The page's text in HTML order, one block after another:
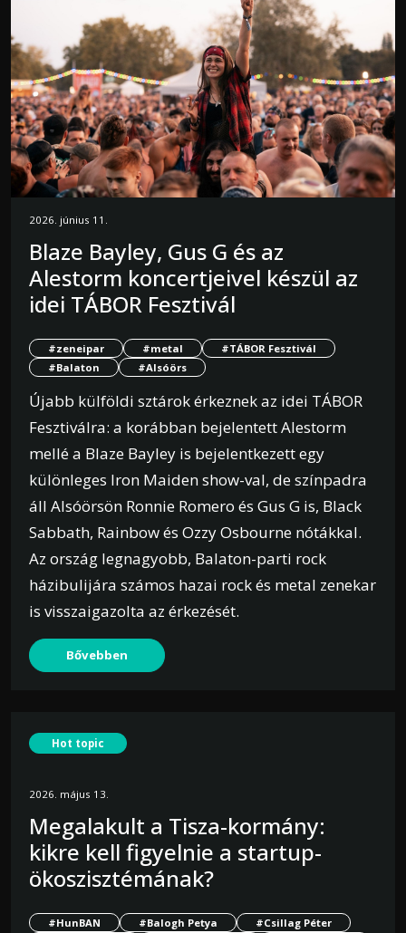
2026. június 11.
Blaze Bayley, Gus G és az
Alestorm koncertjeivel készül az
idei TÁBOR Fesztivál
#zeneipar #metal
#TÁBOR Fesztivál
#Balaton
#Alsóörs
Újabb külföldi sztárok érkeznek az idei TÁBOR
Fesztiválra: a korábban bejelentett Alestorm
mellé a Blaze Bayley is bejelentkezett egy
különleges Iron Maiden show-val, de színpadra
áll Alsóörsön Ronnie Romero és Gus G is, Black
Sabbath, Rainbow és Ozzy Osbourne nótákkal.
Az ország legnagyobb, Balaton-parti rock
házibulijára számos hazai rock és metal zenekar
is visszaigazolta az érkezését.
Bővebben
Hot topic
2026. május 13.
Megalakult a Tisza-kormány:
kikre kell figyelnie a startup-
ökoszisztémának?
#HunBAN #Balogh Petya
#Csillag Péter